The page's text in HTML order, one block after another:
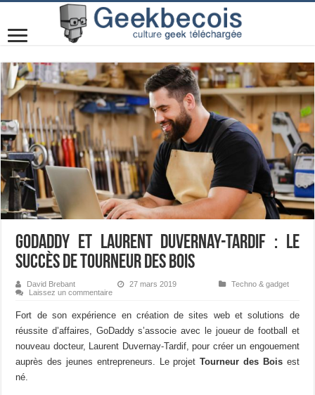
GoDaddy et Laurent Duvernay-Tardif : le
succès de Tourneur des Bois
David Brebant 27 mars 2019
Techno & gadget
Laissez un commentaire
Fort de son expérience en création de sites web et solutions de
réussite d’affaires, GoDaddy s’associe avec le joueur de football et
nouveau docteur, Laurent Duvernay-Tardif, pour créer un engouement
auprès des jeunes entrepreneurs. Le projetTourneur des Boisest
né.